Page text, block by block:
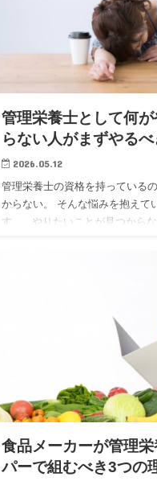
管理栄養士として何
らない人がまずやる
2026.05.12
管理栄養士の資格を持っている
からない。 そんな悩みを抱えて
す。 やりたいことが見つから
食品メーカーが管理
パーで組むべき3つの